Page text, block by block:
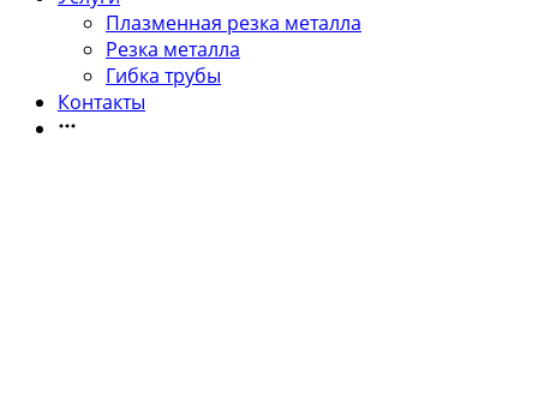
Плазменная резка металла
Резка металла
Гибка трубы
Контакты